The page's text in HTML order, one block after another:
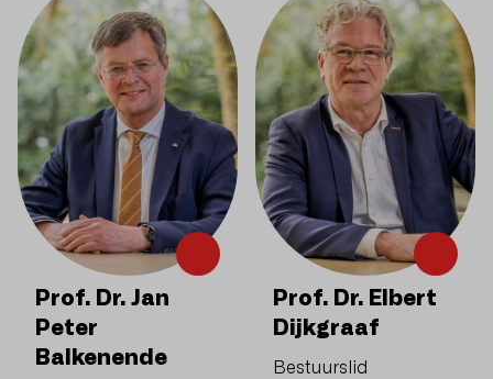
Prof. Dr. Jan
Peter
Balkenende
Prof. Dr. Elbert
Dijkgraaf
Bestuurslid